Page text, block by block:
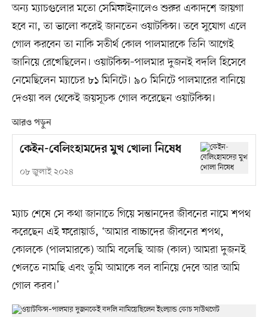
অন্য ম্যাচগুলোর মতো সেমিফাইনালেও শুরুর একাদশে জায়গা
হবে না, তা ভালো করেই জানতেন ওয়াটকিন্স। তবে সুযোগ এলে
গোল করবেন তা নাকি সতীর্থ কোল পালমারকে তিনি আগেই
জানিয়ে রেখেছিলেন। ওয়াটকিন্স–পালমার দুজনই বদলি হিসেবে
নেমেছিলেন ম্যাচের ৮১ মিনিটে। ৯০ মিনিটে পালমারের বানিয়ে
দেওয়া বল থেকেই জয়সূচক গোল করেছেন ওয়াটকিন্স।
আরও পড়ুন
কেইন-বেলিংহামদের মুখ খোলা নিষেধ
০৮ জুলাই ২০২৪
ম্যাচ শেষে সে কথা জানাতে গিয়ে সন্তানদের জীবনের নামে শপথ
করেছেন এই ফরোয়ার্ড, ‘আমার বাচ্চাদের জীবনের শপথ,
কোলকে (পালমারকে) আমি বলেছি আজ (কাল) আমরা দুজনই
খেলতে নামছি এবং তুমি আমাকে বল বানিয়ে দেবে আর আমি
গোল করব।’